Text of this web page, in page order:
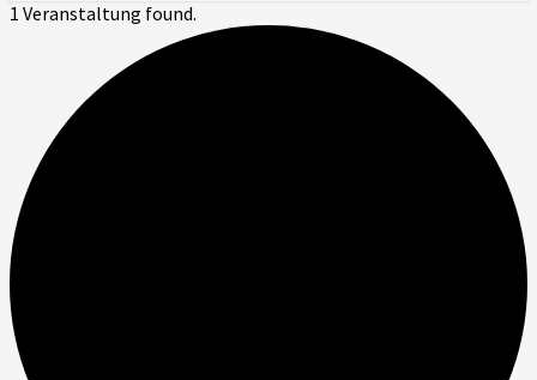
1 Veranstaltung found.